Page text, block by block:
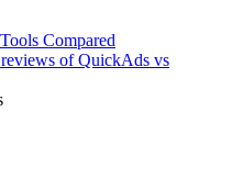
Compared
of QuickAds vs